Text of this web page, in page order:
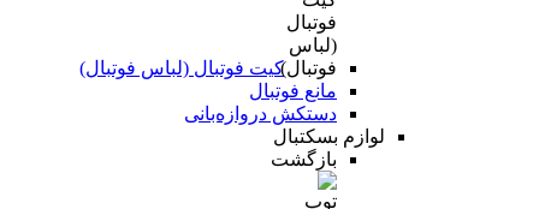
کیت فوتبال (لباس فوتبال)
مانع فوتبال
دستکش دروازه‌بانی
لوازم بسکتبال
بازگشت